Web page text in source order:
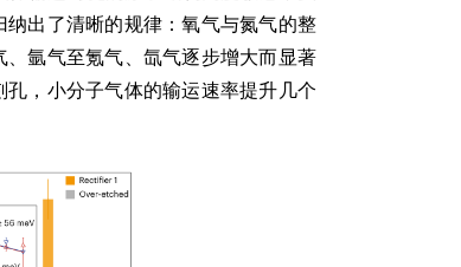
出了清晰的规律：氧气与氮气的整
氩气至氪气、氙气逐步增大而显著
，小分子气体的输运速率提升几个